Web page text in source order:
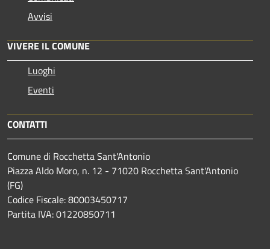
Avvisi
VIVERE IL COMUNE
Luoghi
Eventi
CONTATTI
Comune di Rocchetta Sant'Antonio
Piazza Aldo Moro, n. 12 - 71020 Rocchetta Sant'Antonio
(FG)
Codice Fiscale: 80003450717
Partita IVA: 01220850711